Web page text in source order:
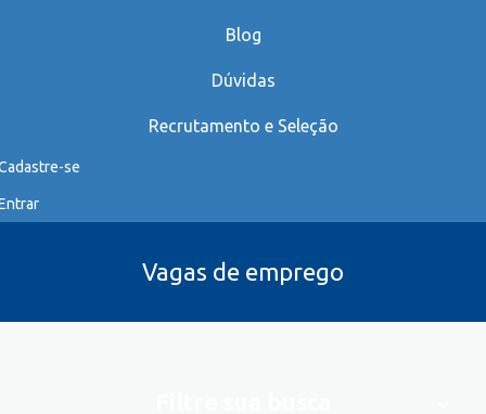
Blog
Dúvidas
Recrutamento e Seleção
se
Vagas de emprego